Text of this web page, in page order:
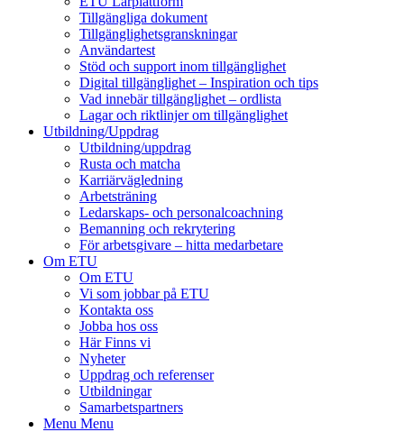
Tillgängliga dokument
Tillgänglighetsgranskningar
Användartest
Stöd och support inom tillgänglighet
Digital tillgänglighet – Inspiration och tips
Vad innebär tillgänglighet – ordlista
Lagar och riktlinjer om tillgänglighet
Utbildning/Uppdrag
Utbildning/uppdrag
Rusta och matcha
Karriärvägledning
Arbetsträning
Ledarskaps- och personalcoachning
Bemanning och rekrytering
För arbetsgivare – hitta medarbetare
Om ETU
Om ETU
Vi som jobbar på ETU
Kontakta oss
Jobba hos oss
Här Finns vi
Nyheter
Uppdrag och referenser
Utbildningar
Samarbetspartners
Menu Menu